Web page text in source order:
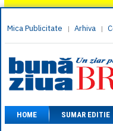
Mica Publicitate | Arhiva |
HOME SUMAR EDITIE